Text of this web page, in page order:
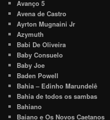
Avanço 5
Avena de Castro
Ayrton Mugnaini Jr
Azymuth
Babi De Oliveira
Baby Consuelo
Baby Joe
Baden Powell
Bahia – Edinho Marundelê
Bahia de todos os sambas
Bahiano
Baiano e Os Novos Caetanos